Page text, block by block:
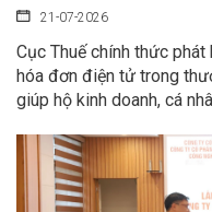
21-07-2026
Cục Thuế chính thức
hóa đơn điện tử trong
giúp hộ kinh doanh, cá